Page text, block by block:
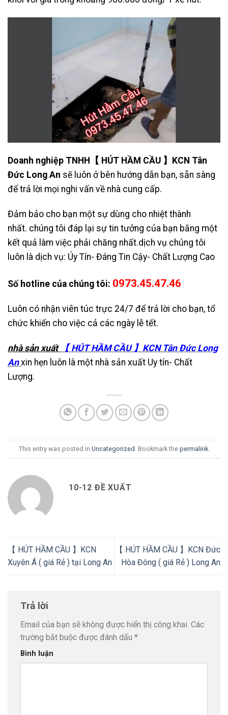
Doanh nghiệp TNHH 【 HÚT HẦM CẦU 】KCN Tân
Đức Long An sẽ luôn ở bên hướng dẫn bạn, sẵn sàng
để trả lời mọi nghi vấn về nhà cung cấp.
Đảm bảo cho bạn một sự dùng cho nhiệt thành
nhất. chúng tôi đáp lại sự tin tưởng của bạn bằng một
kết quả làm việc phải chăng nhất.dịch vụ chúng tôi
luôn là dịch vụ: Úy Tín- Đáng Tin Cậy- Chất Lượng Cao
Số hotline của chúng tôi: 0973.45.47.46
Luôn có nhận viên túc trực 24/7 để trả lời cho bạn, tổ
chức khiến cho việc cả các ngày lễ tết.
nhà sản xuất 【 HÚT HẦM CẦU 】KCN Tân Đức Long
Anxin hẹn luôn là một nhà sản xuất Uy tín- Chất
Lượng.
This entry was posted in Uncategorized . Bookmark the permalink.
10-12 ĐỀ XUẤT
【 HÚT HẦM CẦU 】KCN
Xuyên Á ( giá Rẻ ) tại Long An
【 HÚT HẦM CẦU 】KCN Đức
Hòa Đông ( giá Rẻ ) Long An
Trả lời
Email của bạn sẽ không được hiển thị công khai. Các
trường bắt buộc được đánh dấu *
Bình luận